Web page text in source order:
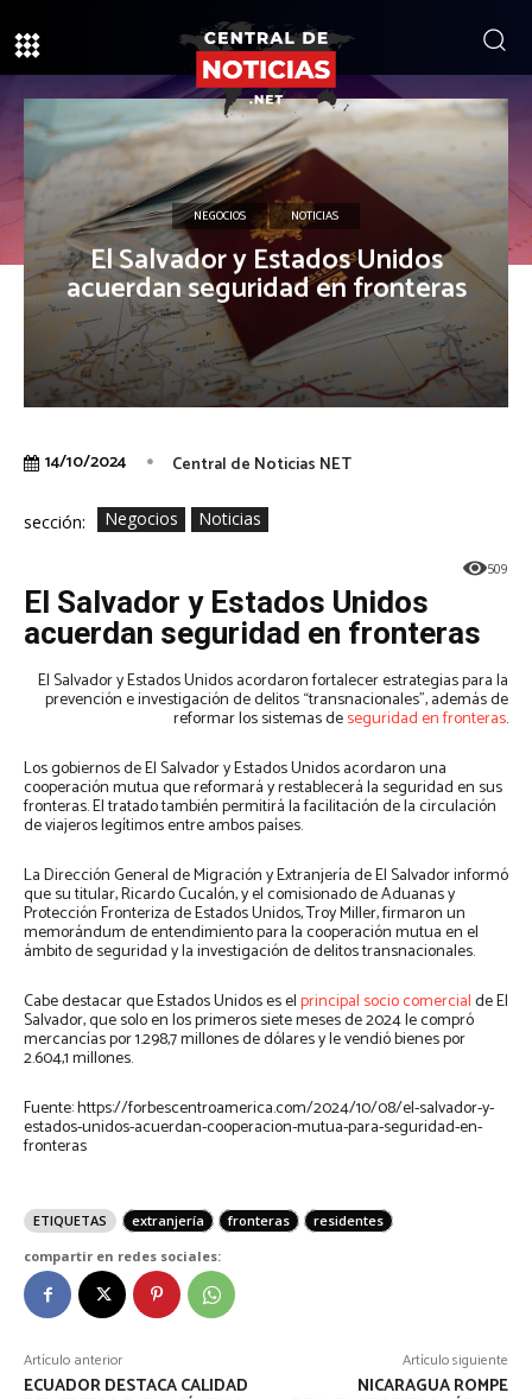
NEGOCIOS NOTICIAS
El Salvador y Estados Unidos
acuerdan seguridad en fronteras
14/10/2024 Central de Noticias NET
sección: Negocios Noticias
509
El Salvador y Estados Unidos
acuerdan seguridad en fronteras
El Salvador y Estados Unidos acordaron fortalecer estrategias para la
prevención e investigación de delitos “transnacionales”, además de
reformar los sistemas deseguridad en fronteras.
Los gobiernos de El Salvador y Estados Unidos acordaron una
cooperación mutua que reformará y restablecerá la seguridad en sus
fronteras. El tratado también permitirá la facilitación de la circulación
de viajeros legítimos entre ambos países.
La Dirección General de Migración y Extranjería de El Salvador informó
que su titular, Ricardo Cucalón, y el comisionado de Aduanas y
Protección Fronteriza de Estados Unidos, Troy Miller, firmaron un
memorándum de entendimiento para la cooperación mutua en el
ámbito de seguridad y la investigación de delitos transnacionales.
Cabe destacar que Estados Unidos es elprincipal socio comercialde El
Salvador, que solo en los primeros siete meses de 2024 le compró
mercancías por 1.298,7 millones de dólares y le vendió bienes por
2.604,1 millones.
Fuente: https://forbescentroamerica.com/2024/10/08/el-salvador-y-
estados-unidos-acuerdan-cooperacion-mutua-para-seguridad-en-
fronteras
ETIQUETAS extranjería fronteras
residentes
compartir en redes sociales:
Artículo anterior
ECUADOR DESTACA CALIDAD
Artículo siguiente
NICARAGUA ROMPE